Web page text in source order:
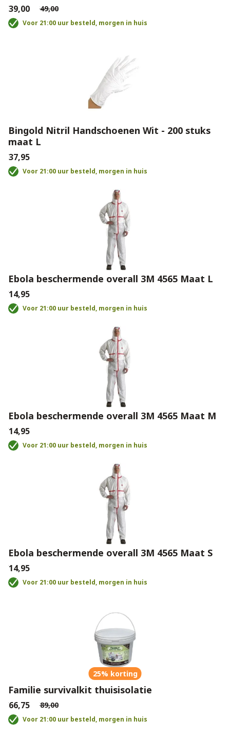
€39,00 €49,00
Voor 21:00 uur besteld, morgen in huis
Bingold Nitril Handschoenen Wit - 200 stuks
maat L
€37,95
Voor 21:00 uur besteld, morgen in huis
Ebola beschermende overall 3M 4565 Maat L
€14,95
Voor 21:00 uur besteld, morgen in huis
Ebola beschermende overall 3M 4565 Maat M
€14,95
Voor 21:00 uur besteld, morgen in huis
Ebola beschermende overall 3M 4565 Maat S
€14,95
Voor 21:00 uur besteld, morgen in huis
25% korting
Familie survivalkit thuisisolatie
€66,75 €89,00
Voor 21:00 uur besteld, morgen in huis